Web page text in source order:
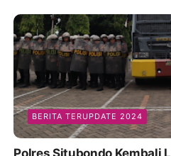
BERITA TERUPDATE 2024